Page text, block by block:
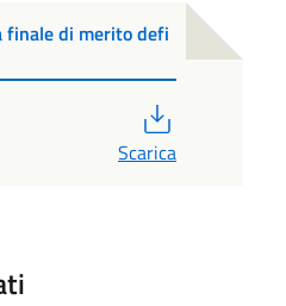
finale di merito defi
Scarica